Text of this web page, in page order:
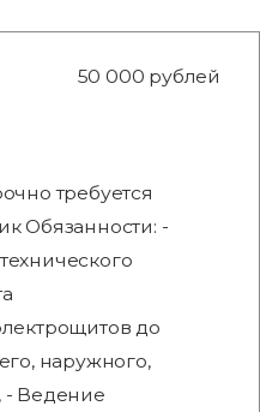
50 000 рублей
требуется
Обязанности: -
до
наружного,
- Ведение